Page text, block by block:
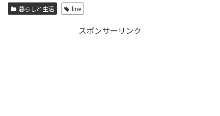
暮らしと生活 line
スポンサーリンク